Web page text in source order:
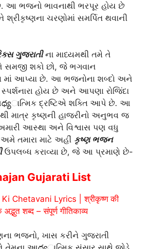
આ ભજનો ભાવનાથી ભરપૂર હોય છે
ચરણોમાં સમર્પિત થવાની
ગુજરાતીના માધ્યમથી તમે તે
સમજી શકો છો, જે ભગવાન
માં આપ્યા છે. આ ભજનોના શબ્દો અને
હોય છે અને આપણા રોજિંદા
દ્રષ્ટિએ શક્તિ આપે છે. આ
માત્ર કૃષ્ણની હાજરીનો અનુભવ જ
આસ્થા અને વિશ્વાસ પણ વધુ
તમારા માટે અહીં કૃષ્ણ ભજન
ઉપલબ્ધ કરાવ્યા છે, જે આ પ્રમાણે છે-
Gujarati List
Chetavani Lyrics | श्रीकृष्ण की
शब्द – संपूर्ण गीतिकाव्य
ભજનો, ખાસ કરીને ગુજરાતી